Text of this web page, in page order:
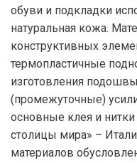
обуви и подкладки
натуральная кожа.
конструктивных
термопластичные
изготовления
(промежуточные)
основные клея и
столицы мира» –
материалов